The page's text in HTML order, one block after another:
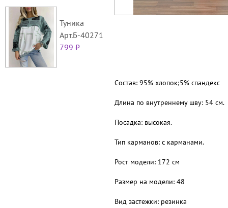
Туника
Арт.Б-40271
799 ₽
Состав: 95% хлопок;5% спандекс
Длина по внутреннему шву: 54 см.
Посадка: высокая.
Тип карманов: с карманами.
Рост модели: 172 см
Размер на модели: 48
Вид застежки: резинка